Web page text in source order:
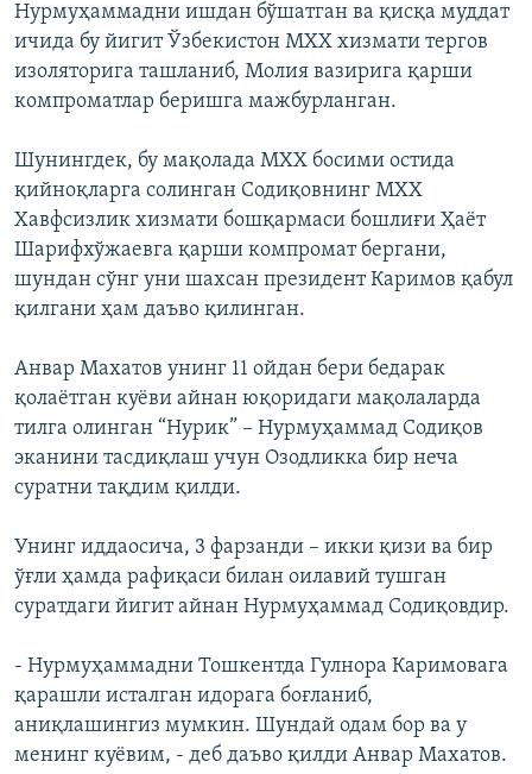
Нурмуҳаммадни ишдан бўшатган ва қисқа муддат
ичида бу йигит Ўзбекистон МХХ хизмати тергов
изоляторига ташланиб, Молия вазирига қарши
компроматлар беришга мажбурланган.
Шунингдек, бу мақолада МХХ босими остида
қийноқларга солинган Содиқовнинг МХХ
Хавфсизлик хизмати бошқармаси бошлиғи Ҳаёт
Шарифхўжаевга қарши компромат бергани,
шундан сўнг уни шахсан президент Каримов қабул
қилгани ҳам даъво қилинган.
Анвар Махатов унинг 11 ойдан бери бедарак
қолаётган куёви айнан юқоридаги мақолаларда
тилга олинган “Нурик” – Нурмуҳаммад Содиқов
эканини тасдиқлаш учун Озодликка бир неча
суратни тақдим қилди.
Унинг иддаосича, 3 фарзанди – икки қизи ва бир
ўғли ҳамда рафиқаси билан оилавий тушган
суратдаги йигит айнан Нурмуҳаммад Содиқовдир.
- Нурмуҳаммадни Тошкентда Гулнора Каримовага
қарашли исталган идорага боғланиб,
аниқлашингиз мумкин. Шундай одам бор ва у
менинг куёвим, - деб даъво қилди Анвар Махатов.